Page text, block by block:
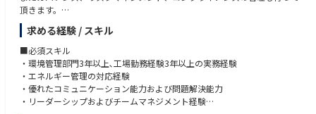
頂きます。
【具体的な業務内容】
1. エネルギー管理を部長、他のエンジニア、課員と協力して行う。
2. エネルギーマネジメント、ISO50001の導入準備に向けて、関連部門と
協力して必要な情報を収集、整理および管理する業務。
3. 従業員にISO50001に関する教育・訓練を実施し、理解と遵守を促進す
る業務。
求める経験 / スキル
■必須スキル
・環境管理部門3年以上､工場勤務経験3年以上の実務経験
・エネルギー管理の対応経験
・優れたコミュニケーション能力および問題解決能力
・リーダーシップおよびチームマネジメント経験